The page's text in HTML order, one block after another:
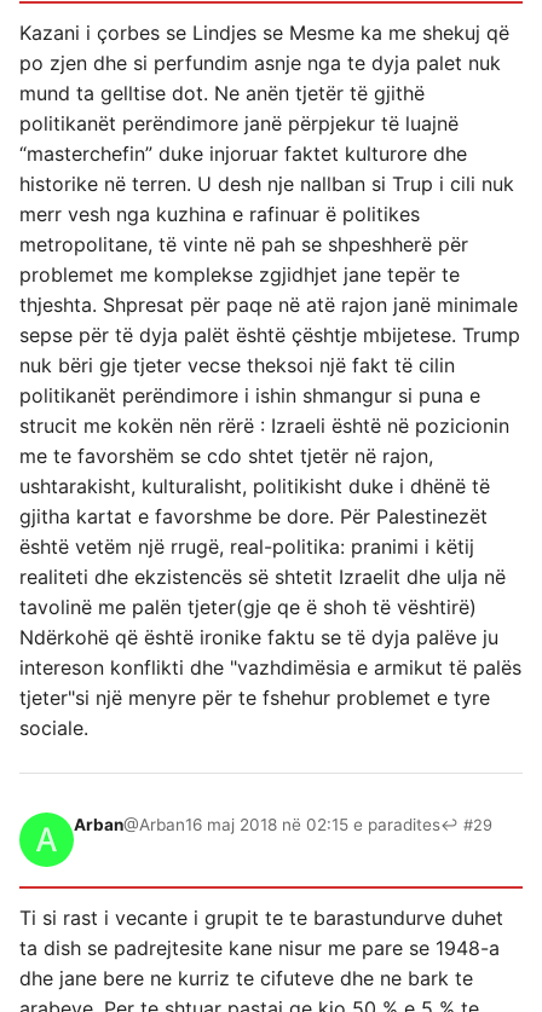
Kazani i çorbes se Lindjes se Mesme ka me shekuj që
po zjen dhe si perfundim asnje nga te dyja palet nuk
mund ta gelltise dot. Ne anën tjetër të gjithë
politikanët perëndimore janë përpjekur të luajnë
“masterchefin” duke injoruar faktet kulturore dhe
historike në terren. U desh nje nallban si Trup i cili nuk
merr vesh nga kuzhina e rafinuar ë politikes
metropolitane, të vinte në pah se shpeshherë për
problemet me komplekse zgjidhjet jane tepër te
thjeshta. Shpresat për paqe në atë rajon janë minimale
sepse për të dyja palët është çështje mbijetese. Trump
nuk bëri gje tjeter vecse theksoi një fakt të cilin
politikanët perëndimore i ishin shmangur si puna e
strucit me kokën nën rërë : Izraeli është në pozicionin
me te favorshëm se cdo shtet tjetër në rajon,
ushtarakisht, kulturalisht, politikisht duke i dhënë të
gjitha kartat e favorshme be dore. Për Palestinezët
është vetëm një rrugë, real-politika: pranimi i këtij
realiteti dhe ekzistencës së shtetit Izraelit dhe ulja në
tavolinë me palën tjeter(gje qe ë shoh të vështirë)
Ndërkohë që është ironike faktu se të dyja palëve ju
intereson konflikti dhe "vazhdimësia e armikut të palës
tjeter"si një menyre për te fshehur problemet e tyre
sociale.
Arban@Arban16 maj 2018 në 02:15 e paradites↩ #29
Ti si rast i vecante i grupit te te barastundurve duhet
ta dish se padrejtesite kane nisur me pare se 1948-a
dhe jane bere ne kurriz te cifuteve dhe ne bark te